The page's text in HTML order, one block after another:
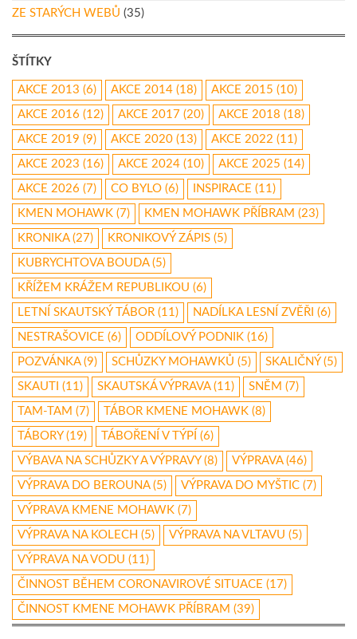
ZE STARÝCH WEBŮ (35)
ŠTÍTKY
AKCE 2013 (6) AKCE 2014 (18) AKCE 2015 (10)
AKCE 2016 (12) AKCE 2017 (20) AKCE 2018 (18)
AKCE 2019 (9) AKCE 2020 (13) AKCE 2022 (11)
AKCE 2023 (16) AKCE 2024 (10) AKCE 2025 (14)
AKCE 2026 (7) CO BYLO (6) INSPIRACE (11)
KMEN MOHAWK (7) KMEN MOHAWK PŘÍBRAM (23)
KRONIKA(27) KRONIKOVÝ ZÁPIS (5)
KUBRYCHTOVA BOUDA(5)
KŘÍŽEM KRÁŽEM REPUBLIKOU (6)
LETNÍ SKAUTSKÝ TÁBOR (11) NADÍLKA LESNÍ ZVĚŘI (6)
NESTRAŠOVICE (6) ODDÍLOVÝ PODNIK (16)
POZVÁNKA(9) SCHŮZKY MOHAWKŮ (5) SKALIČNÝ(5)
SKAUTI (11) SKAUTSKÁ VÝPRAVA(11) SNĚM (7)
TAM-TAM (7) TÁBOR KMENE MOHAWK (8)
TÁBORY(19) TÁBOŘENÍ V TÝPÍ (6)
VÝBAVA NA SCHŮZKY A VÝPRAVY(8) VÝPRAVA(46)
VÝPRAVA DO BEROUNA(5) VÝPRAVA DO MYŠTIC (7)
VÝPRAVA KMENE MOHAWK (7)
VÝPRAVA NA KOLECH (5) VÝPRAVA NA VLTAVU (5)
VÝPRAVA NA VODU (11)
ČINNOST BĚHEM CORONAVIROVÉ SITUACE (17)
ČINNOST KMENE MOHAWK PŘÍBRAM (39)